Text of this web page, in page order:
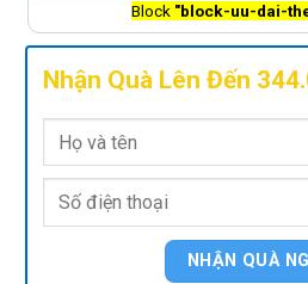
Block "block-uu-dai-
Nhận Quà Lên Đến